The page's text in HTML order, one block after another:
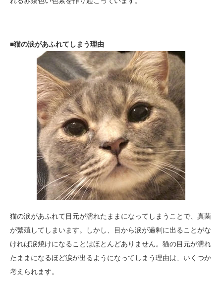
■猫の涙があふれてしまう理由
猫の涙があふれて目元が濡れたままになってしまうことで、真菌
が繁殖してしまいます。しかし、目から涙が過剰に出ることがな
ければ涙焼けになることはほとんどありません。猫の目元が濡れ
たままになるほど涙が出るようになってしまう理由は、いくつか
考えられます。